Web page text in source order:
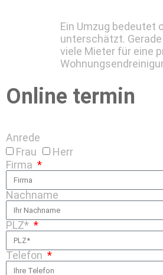
Ein Umzug bedeutet
unterschätzt.
viele Mieter für eine
Online termin
Anrede
Frau
Herr
Firma
Nachname
PLZ*
Telefon